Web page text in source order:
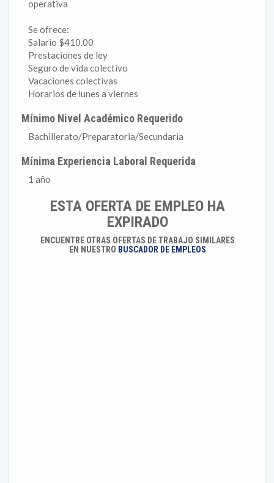
operativa
Se ofrece:
Salario $410.00
Prestaciones de ley
Seguro de vida colectivo
Vacaciones colectivas
Horarios de lunes a viernes
Mínimo Nivel Académico Requerido
Bachillerato/Preparatoria/Secundaria
Mínima Experiencia Laboral Requerida
1 año
ESTA OFERTA DE EMPLEO HA
EXPIRADO
ENCUENTRE OTRAS OFERTAS DE TRABAJO SIMILARES
EN NUESTRO BUSCADOR DE EMPLEOS